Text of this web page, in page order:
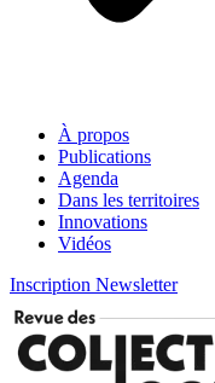
À propos
Publications
Agenda
Dans les territoires
Innovations
Vidéos
Inscription Newsletter